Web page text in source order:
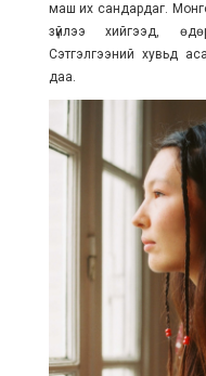
маш их сандардаг.
зүйлээ хийгээд,
Сэтгэлгээний хувьд
даа.